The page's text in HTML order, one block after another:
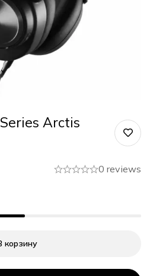
Arctis
0 reviews
корзину